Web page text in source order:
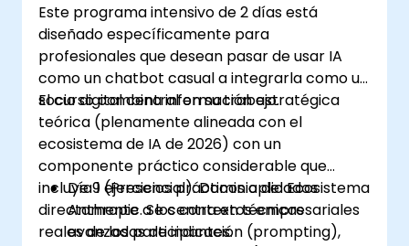
Este programa intensivo de 2 días está
diseñado específicamente para
profesionales que desean pasar de usar IA
como un chatbot casual a integrarla como un
socio digital central en su trabajo.
El curso combina información estratégica
teórica (plenamente alineada con el
ecosistema de IA de 2026) con un
componente práctico considerable que
incluye 9 ejercicios prácticos aplicados
directamente a los contextos empresariales
reales de los participantes.
Día 1 (Presencial): Dominio del Ecosistema
Anthropic. Se centra en técnicas
avanzadas de indicación (prompting),